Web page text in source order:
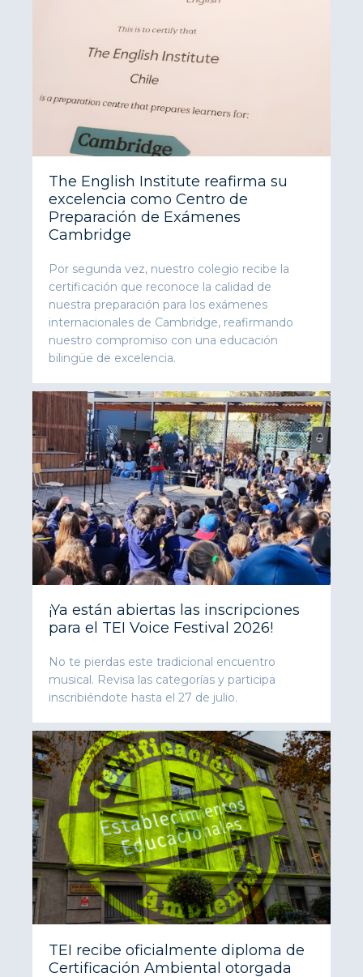
The English Institute reafirma su
excelencia como Centro de
Preparación de Exámenes
Cambridge
Por segunda vez, nuestro colegio recibe la
certificación que reconoce la calidad de
nuestra preparación para los exámenes
internacionales de Cambridge, reafirmando
nuestro compromiso con una educación
bilingüe de excelencia.
¡Ya están abiertas las inscripciones
para el TEI Voice Festival 2026!
No te pierdas este tradicional encuentro
musical. Revisa las categorías y participa
inscribiéndote hasta el 27 de julio.
TEI recibe oficialmente diploma de
Certificación Ambiental otorgada